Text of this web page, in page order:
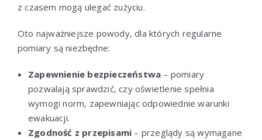
z czasem mogą ulegać zużyciu.
Oto najważniejsze powody, dla których regularne
pomiary są niezbędne:
Zapewnienie bezpieczeństwa – pomiary
pozwalają sprawdzić, czy oświetlenie spełnia
wymogi norm, zapewniając odpowiednie warunki
ewakuacji.
Zgodność z przepisami – przeglądy są wymagane